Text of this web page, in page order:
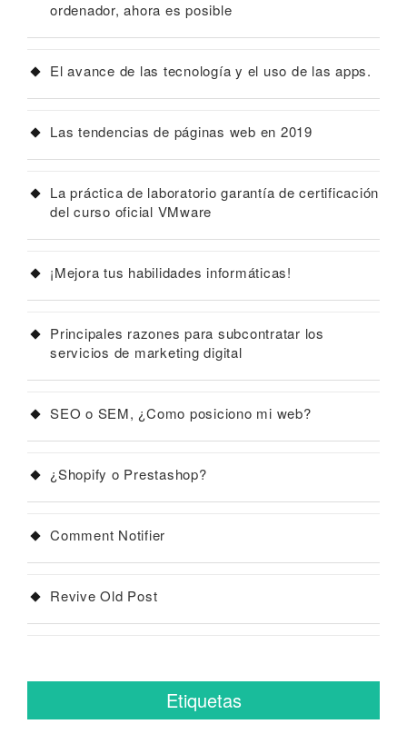
ordenador, ahora es posible
El avance de las tecnología y el uso de las apps.
Las tendencias de páginas web en 2019
La práctica de laboratorio garantía de certificación
del curso oficial VMware
¡Mejora tus habilidades informáticas!
Principales razones para subcontratar los
servicios de marketing digital
SEO o SEM, ¿Como posiciono mi web?
¿Shopify o Prestashop?
Comment Notifier
Revive Old Post
Etiquetas